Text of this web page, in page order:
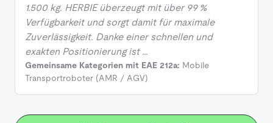
1.500 kg. HERBIE überzeugt mit über 99 %
Verfügbarkeit und sorgt damit für maximale
Zuverlässigkeit. Danke einer schnellen und
exakten Positionierung ist …
Gemeinsame Kategorien mit EAE 212a: Mobile
Transportroboter (AMR / AGV)